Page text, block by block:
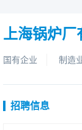
上海锅炉厂
国有企业 制造
招聘信息